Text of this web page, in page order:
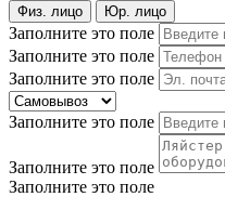
Физ. лицо Юр. лицо
Заполните это поле
Заполните это поле
Заполните это поле
Заполните это поле
Заполните это поле
Заполните это поле